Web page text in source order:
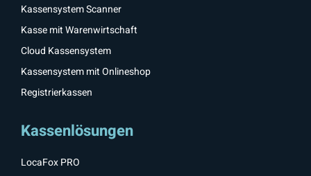
Kassensystem Scanner
Kasse mit Warenwirtschaft
Cloud Kassensystem
Kassensystem mit Onlineshop
Registrierkassen
Kassenlösungen
LocaFox PRO